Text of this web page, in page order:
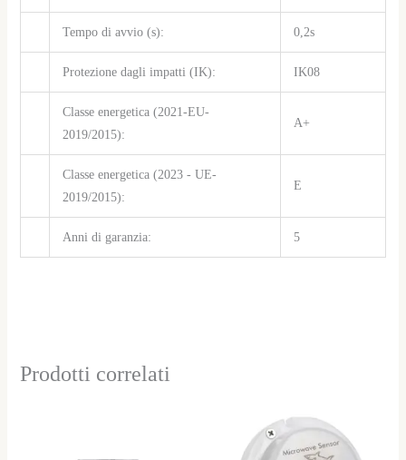
Tempo di avvio (s): 0,2s
Protezione dagli impatti (IK): IK08
Classe energetica (2021-EU-
2019/2015):
A+
Classe energetica (2023 - UE-
2019/2015):
E
Anni di garanzia: 5
Prodotti correlati